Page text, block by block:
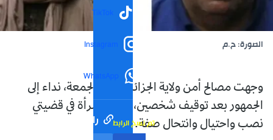
TikTok
Instagram
WhatsApp
رابط مختصر تم نسخ الرابط
الصورة: ح.م
وجهت مصالح أمن ولاية الجزائر، اليوم الجمعة، نداء إلى
الجمهور بعد توقيف شخصين، رجل وامرأة في قضيتي
نصب واحتيال وانتحال صفة.